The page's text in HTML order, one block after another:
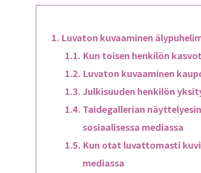
Luvaton kuvaaminen
Kun toisen henkilön
Luvaton kuvaaminen
Julkisuuden henkilön
Taidegallerian
sosiaalisessa mediassa
Kun otat luvattomasti
mediassa